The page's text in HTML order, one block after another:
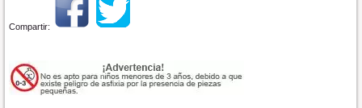
Compartir: